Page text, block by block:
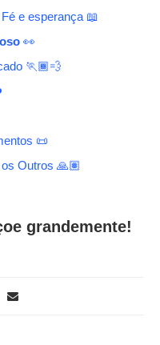
e esperança 📖
👀
🏃🏾💨
📜
Outros 🙏🏽
grandemente!